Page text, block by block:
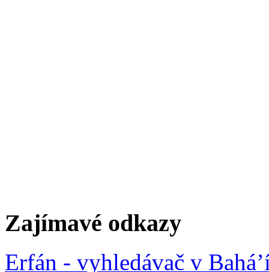
Zajímavé odkazy
Erfán - vyhledávač v